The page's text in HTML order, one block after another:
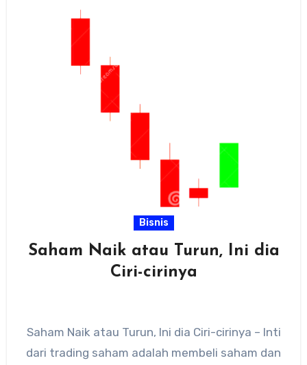
Bisnis
Saham Naik atau Turun, Ini dia
Ciri-cirinya
Saham Naik atau Turun, Ini dia Ciri-cirinya – Inti
dari trading saham adalah membeli saham dan